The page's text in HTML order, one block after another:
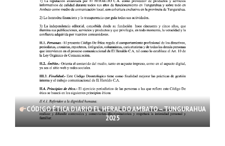
CÓDIGO ÉTICA DIARIO EL HERALDO AMBATO – TUNGURAHUA
2025